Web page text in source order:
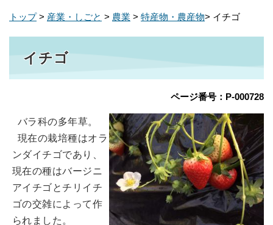
トップ> 産業・しごと > 農業 > 特産物・農産物> イチゴ
イチゴ
ページ番号：P-000728
バラ科の多年草。
現在の栽培種はオラ
ンダイチゴであり、
現在の種はバージニ
アイチゴとチリイチ
ゴの交雑によって作
られました。